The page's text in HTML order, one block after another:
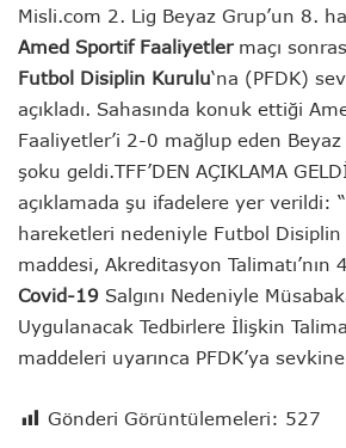
Misli.com 2. Lig Beyaz Grup’un 8.
Amed Sportif Faaliyetlermaçı
Futbol Disiplin Kurulu‘na (PFDK)
açıkladı. Sahasında konuk ettiği
Faaliyetler’i 2-0 mağlup eden Beyaz
şoku geldi.TFF’DEN AÇIKLAMA
açıklamada şu ifadelere yer verildi:
hareketleri nedeniyle Futbol Disiplin
maddesi, Akreditasyon Talimatı’nın
Covid-19 Salgını Nedeniyle
Uygulanacak Tedbirlere İlişkin
maddeleri uyarınca PFDK’ya
Gönderi Görüntülemeleri: 527